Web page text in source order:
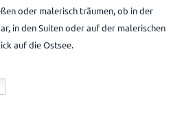
oder malerisch träumen, ob in der
in den Suiten oder auf der malerischen
auf die Ostsee.